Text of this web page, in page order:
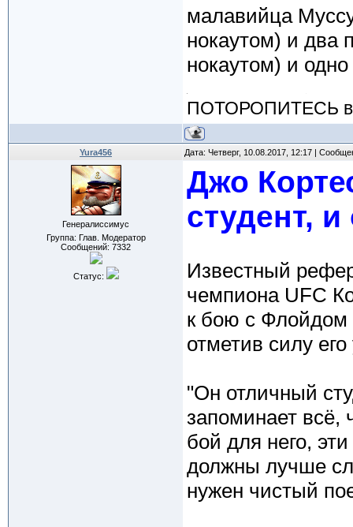
малавийца
нокаутом) и два
нокаутом) и
ПОТОРОПИТЕСЬ
Yura456 Дата: Четверг, 10.08.2017, 12:17 |
Генералиссимус
Группа: Глав. Модератор
Сообщений: 7332
Статус:
Джо
студент,
Известный
чемпиона UFC
к бою с Флойдом
отметив силу
"Он отличный
запоминает
бой для него,
должны лучше
нужен чистый